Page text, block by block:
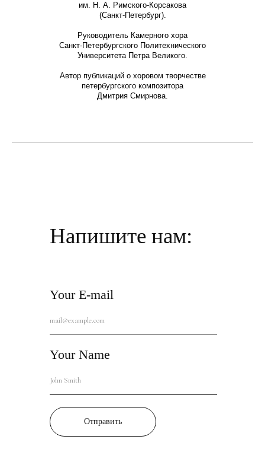
им. Н. А. Римского-Корсакова
(Санкт-Петербург).
Руководитель Камерного хора
Санкт-Петербургского Политехнического
Университета Петра Великого.
Автор публикаций о хоровом творчестве
петербургского композитора
Дмитрия Смирнова.
Your E-mail
Your Name
Отправить
Напишите нам: